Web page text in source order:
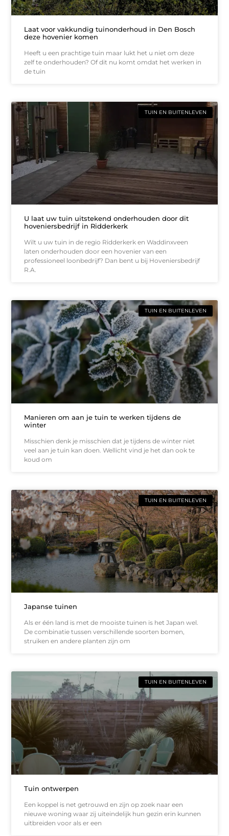
Laat voor vakkundig tuinonderhoud in Den Bosch
deze hovenier komen
Heeft u een prachtige tuin maar lukt het u niet om deze
zelf te onderhouden? Of dit nu komt omdat het werken in
de tuin
TUIN EN BUITENLEVEN
U laat uw tuin uitstekend onderhouden door dit
hoveniersbedrijf in Ridderkerk
Wilt u uw tuin in de regio Ridderkerk en Waddinxveen
laten onderhouden door een hovenier van een
professioneel loonbedrijf? Dan bent u bij Hoveniersbedrijf
R.A.
TUIN EN BUITENLEVEN
Manieren om aan je tuin te werken tijdens de
winter
Misschien denk je misschien dat je tijdens de winter niet
veel aan je tuin kan doen. Wellicht vind je het dan ook te
koud om
TUIN EN BUITENLEVEN
Japanse tuinen
Als er één land is met de mooiste tuinen is het Japan wel.
De combinatie tussen verschillende soorten bomen,
struiken en andere planten zijn om
TUIN EN BUITENLEVEN
Tuin ontwerpen
Een koppel is net getrouwd en zijn op zoek naar een
nieuwe woning waar zij uiteindelijk hun gezin erin kunnen
uitbreiden voor als er een